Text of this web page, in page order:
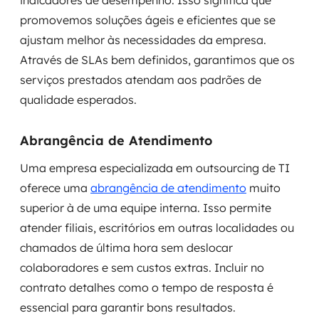
promovemos soluções ágeis e eficientes que se
ajustam melhor às necessidades da empresa.
Através de SLAs bem definidos, garantimos que os
serviços prestados atendam aos padrões de
qualidade esperados.
Abrangência de Atendimento
Uma empresa especializada em outsourcing de TI
oferece uma abrangência de atendimento muito
superior à de uma equipe interna. Isso permite
atender filiais, escritórios em outras localidades ou
chamados de última hora sem deslocar
colaboradores e sem custos extras. Incluir no
contrato detalhes como o tempo de resposta é
essencial para garantir bons resultados.